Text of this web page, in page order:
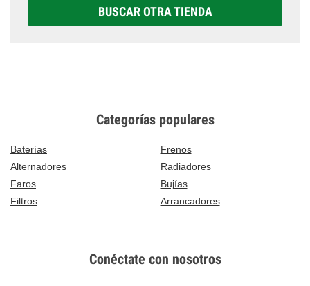
BUSCAR OTRA TIENDA
Categorías populares
Baterías
Frenos
Alternadores
Radiadores
Faros
Bujías
Filtros
Arrancadores
Conéctate con nosotros